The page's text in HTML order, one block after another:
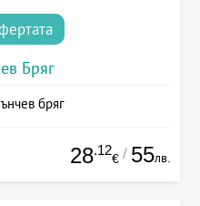
Бряг
бряг
28.12
€ / 55лв.